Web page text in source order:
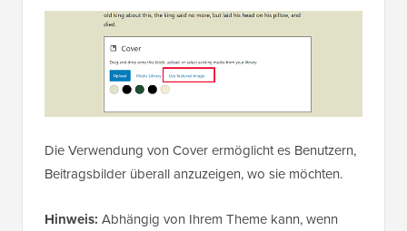
Die Verwendung von Cover ermöglicht es Benutzern,
Beitragsbilder überall anzuzeigen, wo sie möchten.
Hinweis: Abhängig von Ihrem Theme kann, wenn